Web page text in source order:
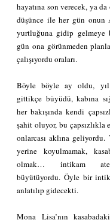
hayatına son verecek, ya
düşünce ile her gün onun
yurtluğuna gidip gelmeye
gün ona görünmeden
çalışıyordu oraları.
Böyle böyle ay oldu,
gittikçe büyüdü, kabına
her bakışında kendi
şahit oluyor, bu çapsızlıkla
onlarcası aklına
yerine koyulmamak,
olmak… intikam
büyütüyordu. Öyle bir
anlatılıp gidecekti.
Mona Lisa’nın